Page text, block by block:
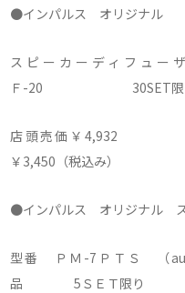
●インパルス オリジナル
スピーカーデ
Ｆ-20 30SET限
店頭売価￥
￥3,450（税込み）
●インパルス オリジナル ス
型番 ＰＭ-7ＰＴＳ （
品 5ＳＥＴ限り